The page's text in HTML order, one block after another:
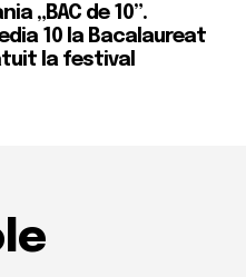
„BAC de 10”.
10 la Bacalaureat
la festival